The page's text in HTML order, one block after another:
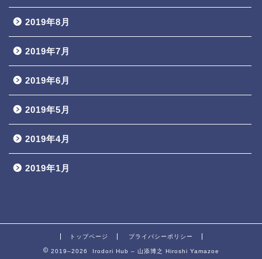
2019年8月
2019年7月
2019年6月
2019年5月
2019年4月
2019年1月
トップページ プライバシーポリシー
2019–2026 Irodori Hub – 山添博之 Hiroshi Yamazoe